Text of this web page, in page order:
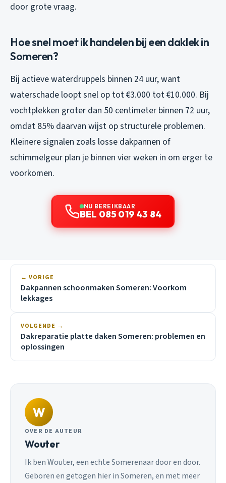
door grote vraag.
Hoe snel moet ik handelen bij een daklek in
Someren?
Bij actieve waterdruppels binnen 24 uur, want
waterschade loopt snel op tot €3.000 tot €10.000. Bij
vochtplekken groter dan 50 centimeter binnen 72 uur,
omdat 85% daarvan wijst op structurele problemen.
Kleinere signalen zoals losse dakpannen of
schimmelgeur plan je binnen vier weken in om erger te
voorkomen.
NU BEREIKBAAR
BEL 085 019 43 84
← VORIGE
Dakpannen schoonmaken Someren: Voorkom
lekkages
VOLGENDE →
Dakreparatie platte daken Someren: problemen en
oplossingen
W
OVER DE AUTEUR
Wouter
Ik ben Wouter, een echte Somerenaar door en door.
Geboren en getogen hier in Someren, en met meer